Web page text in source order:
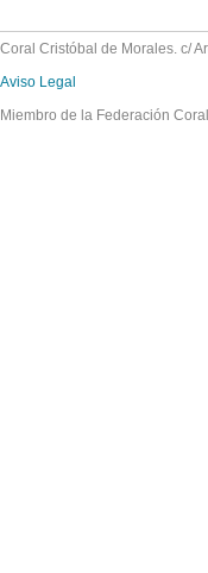
Coral Cristóbal de Morales. c/
Aviso Legal
Miembro de la Federación